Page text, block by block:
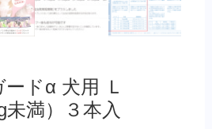
ドα 犬用 Ｌ
未満）３本入